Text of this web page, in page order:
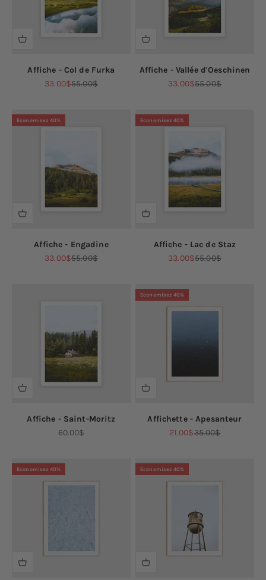
Affiche - Col de Furka
Prix de vente
33.00$Prix normal
55.00$
Affiche - Vallée d'Oeschinen
Prix de vente
33.00$Prix normal
55.00$
Economisez 40%
Affiche - Engadine
Prix de vente
33.00$Prix normal
55.00$
Economisez 40%
Affiche - Lac de Staz
Prix de vente
33.00$Prix normal
55.00$
Affiche - Saint-Moritz
Prix de vente
60.00$
Economisez 40%
Affichette - Apesanteur
Prix de vente
21.00$Prix normal
35.00$
Economisez 40% Economisez 40%